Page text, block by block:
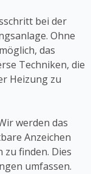
bei der
Ohne
das
Techniken, die
Heizung zu
werden das
Anzeichen
finden. Dies
umfassen.